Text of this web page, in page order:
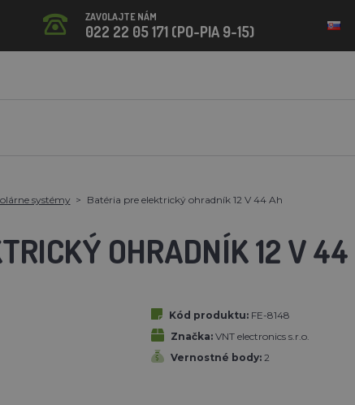
ZAVOLAJTE NÁM
022 22 05 171 (PO-PIA 9-15)
systémy Batéria pre elektrický ohradník 12 V 44 Ah
OHRADNÍK 12 V
Kód produktu: FE-8148
Značka: VNT electronics s.r.o.
Vernostné body: 2